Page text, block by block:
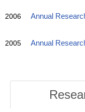
2006 Annual
2005 Annual